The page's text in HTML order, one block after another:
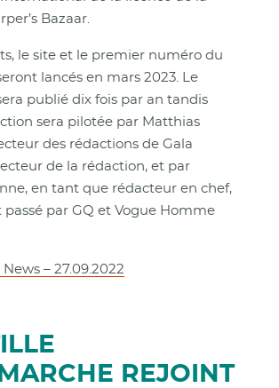
Bazaar.
le site et le premier numéro du
lancés en mars 2023. Le
publié dix fois par an tandis
sera pilotée par Matthias
des rédactions de Gala
de la rédaction, et par
en tant que rédacteur en chef,
passé par GQ et Vogue Homme
News – 27.09.2022
REJOINT